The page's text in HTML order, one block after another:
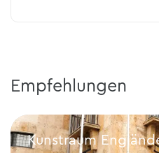
Empfehlungen
Kunstraum